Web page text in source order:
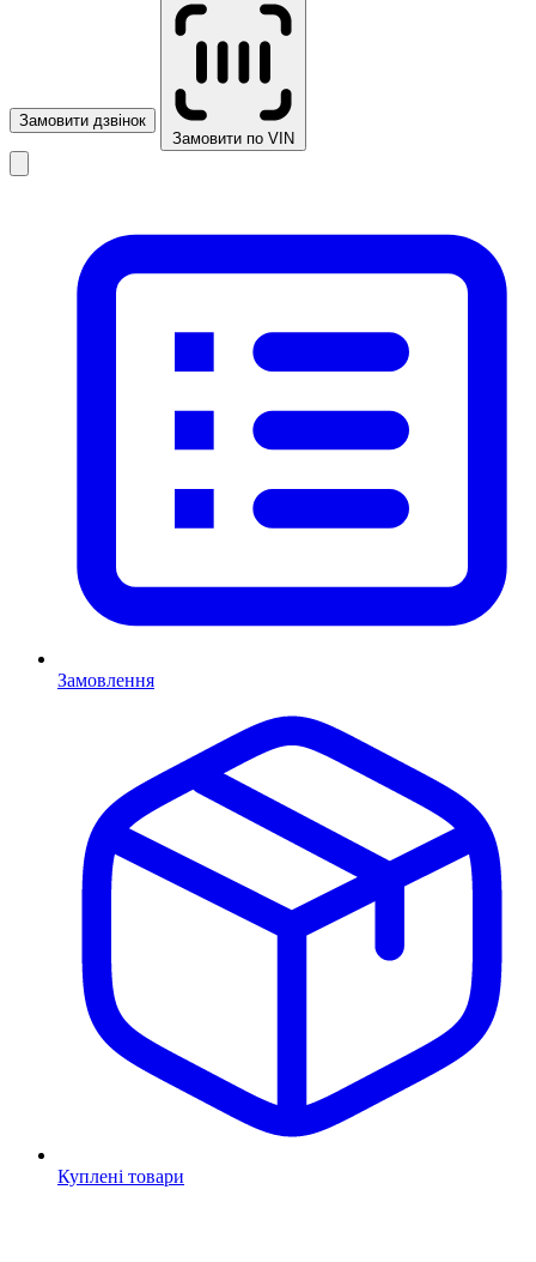
Замовити дзвінок
Замовити по VIN
Замовлення
Куплені товари